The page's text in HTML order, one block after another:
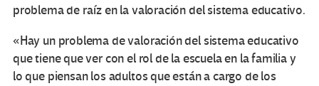
problema de raíz en la valoración del sistema educativo.
«Hay un problema de valoración del sistema educativo
que tiene que ver con el rol de la escuela en la familia y
lo que piensan los adultos que están a cargo de los